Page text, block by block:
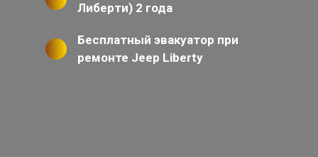
Либерти) 2 года
Бесплатный эвакуатор при
ремонте Jeep Liberty